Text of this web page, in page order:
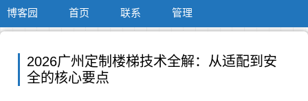
博客园 首页 联系 管理
2026广州定制楼梯技术全解：从适配到安
全的核心要点